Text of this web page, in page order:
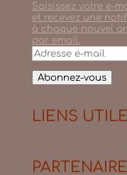
Saisissez votre e-
et recevez une
à chaque nouvel
par email.
Adresse
e-
mail
Abonnez-vous
LIENS